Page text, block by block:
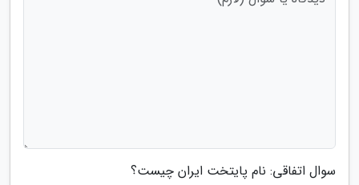
سوال اتفاقی: نام پایتخت ایران چیست؟